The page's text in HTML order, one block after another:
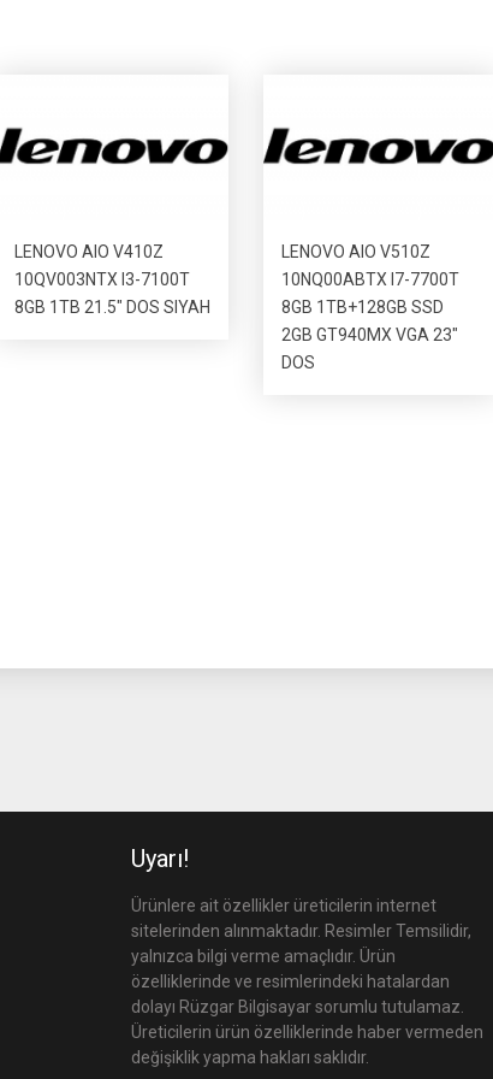
LENOVO AIO V410Z
10QV003NTX I3-7100T
8GB 1TB 21.5″ DOS SIYAH
LENOVO AIO V510Z
10NQ00ABTX I7-7700T
8GB 1TB+128GB SSD
2GB GT940MX VGA 23″
DOS
Uyarı!
Ürünlere ait özellikler üreticilerin internet
sitelerinden alınmaktadır. Resimler Temsilidir,
yalnızca bilgi verme amaçlıdır. Ürün
özelliklerinde ve resimlerindeki hatalardan
dolayı Rüzgar Bilgisayar sorumlu tutulamaz.
Üreticilerin ürün özelliklerinde haber vermeden
değişiklik yapma hakları saklıdır.